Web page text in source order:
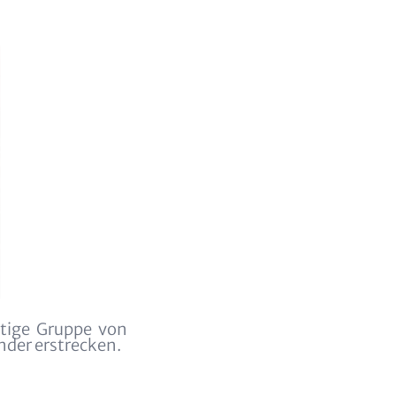
Gruppe von
erstrecken.